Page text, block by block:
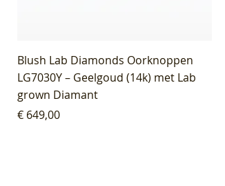
Blush Lab Diamonds Oorknoppen
LG7030Y – Geelgoud (14k) met Lab
grown Diamant
Prijs
€ 649,00